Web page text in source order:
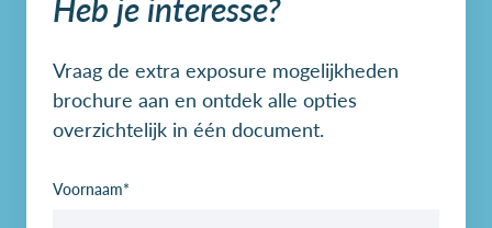
Vraag de extra exposure mogelijkheden
brochure aan en ontdek alle opties
overzichtelijk in één document.
Voornaam*